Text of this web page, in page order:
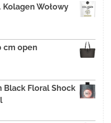
Kolagen Wołowy
cm open
Black Floral Shock